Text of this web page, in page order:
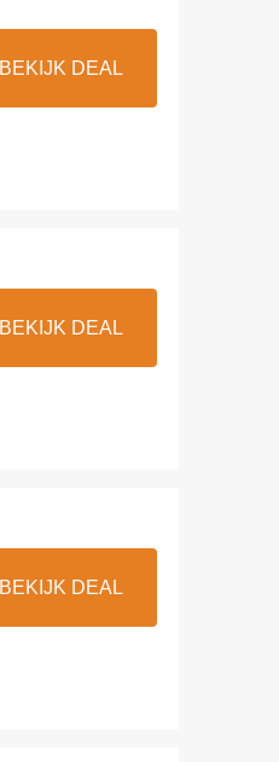
BEKIJK DEAL
BEKIJK DEAL
BEKIJK DEAL